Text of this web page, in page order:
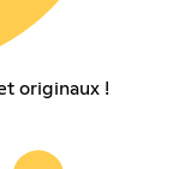
originaux !